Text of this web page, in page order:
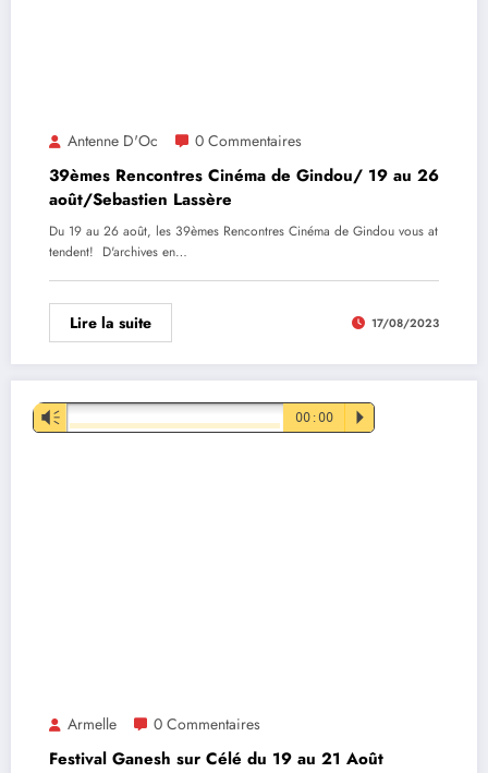
Antenne D'Oc 0 Commentaires
39èmes Rencontres Cinéma de Gindou/ 19 au 26
août/Sebastien Lassère
Du 19 au 26 août, les 39èmes Rencontres Cinéma de Gindou vous at
tendent! D'archives en…
Lire la suite 17/08/2023
Lecteur
audio
Vm 00:00 P
Armelle 0 Commentaires
Festival Ganesh sur Célé du 19 au 21 Août